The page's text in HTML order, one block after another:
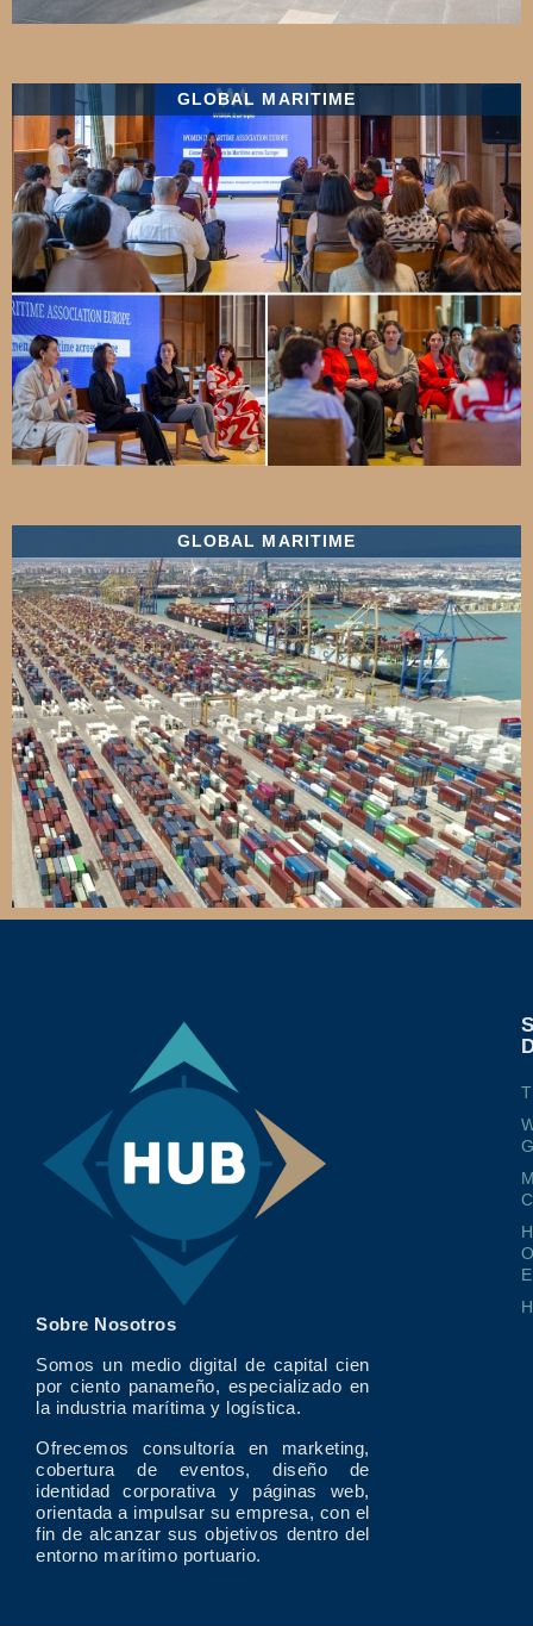
GLOBAL MARITIME
GLOBAL MARITIME
Sobre Nosotros
Somos un medio digital de capital cien
por ciento panameño, especializado en
la industria marítima y logística.
Ofrecemos consultoría en marketing,
cobertura de eventos, diseño de
identidad corporativa y páginas web,
orientada a impulsar su empresa, con el
fin de alcanzar sus objetivos dentro del
entorno marítimo portuario.